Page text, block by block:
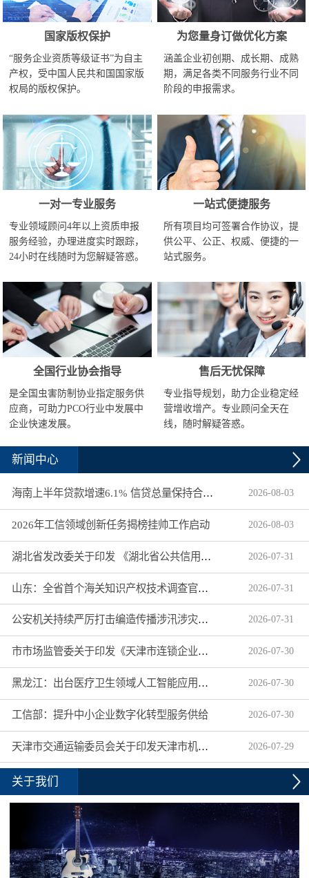
国家版权保护
“服务企业资质等级证书”为自主
产权，受中国人民共和国国家版
权局的版权保护。
为您量身订做优化方案
涵盖企业初创期、成长期、成熟
期，满足各类不同服务行业不同
阶段的申报需求。
一对一专业服务
专业领域顾问4年以上资质申报
服务经验，办理进度实时跟踪，
24小时在线随时为您解疑答惑。
一站式便捷服务
所有项目均可签署合作协议，提
供公平、公正、权威、便捷的一
站式服务。
全国行业协会指导
是全国虫害防制协业指定服务供
应商，可助力PCO行业中发展中
企业快速发展。
售后无忧保障
专业指导规划，助力企业稳定经
营增收增产。专业顾问全天在
线，随时解疑答惑。
新闻中心
海南上半年贷款增速6.1% 信贷总量保持合理平稳增长 2026-08-03
2026年工信领域创新任务揭榜挂帅工作启动 2026-08-03
湖北省发改委关于印发 《湖北省公共信用信息目录（2026年版）》的通知 2026-07-31
山东：全省首个海关知识产权技术调查官制度落地济南自贸片区 2026-07-31
公安机关持续严厉打击编造传播涉汛涉灾网络谣言 2026-07-31
市市场监管委关于印发《天津市连锁企业食品经营许可“先证后核”信用承诺审批实施办法》的通知 2026-07-30
黑龙江：出台医疗卫生领域人工智能应用工作实施方案 2026-07-30
工信部：提升中小企业数字化转型服务供给 2026-07-30
天津市交通运输委员会关于印发天津市机动车驾驶员培训机构及教练员综合信用评价管理办法的通知 2026-07-29
关于我们